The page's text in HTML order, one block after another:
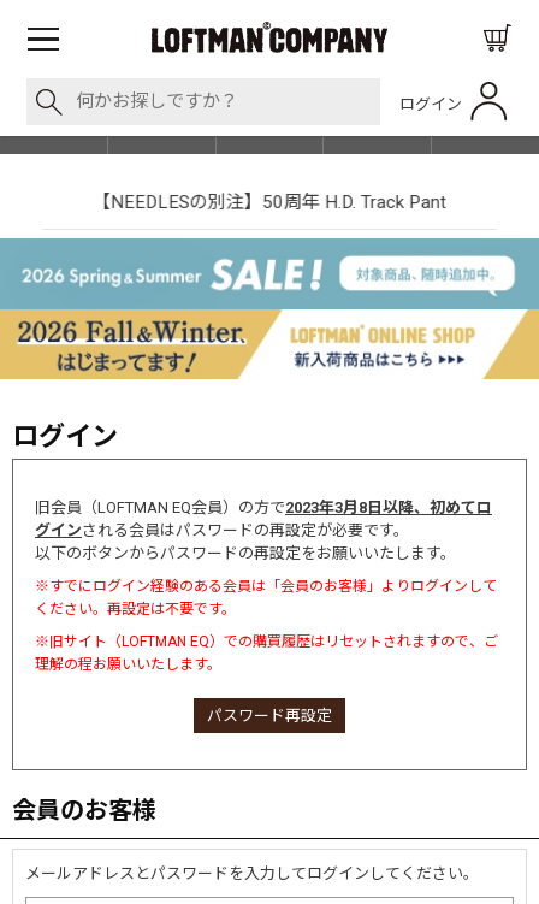
ログイン
SHOP LIST
【NEEDLESの別注】50周年 H.D. Track Pant
ログイン
旧会員（LOFTMAN EQ会員）の方で2023年3月8日以降、初めてロ
グインされる会員はパスワードの再設定が必要です。
以下のボタンからパスワードの再設定をお願いいたします。
※すでにログイン経験のある会員は「会員のお客様」よりログインして
ください。再設定は不要です。
※旧サイト（LOFTMAN EQ）での購買履歴はリセットされますので、ご
理解の程お願いいたします。
パスワード再設定
会員のお客様
メールアドレスとパスワードを入力してログインしてください。